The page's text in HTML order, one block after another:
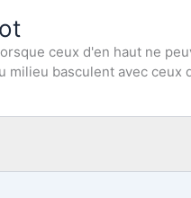
ceux d'en haut ne
milieu basculent avec ceux